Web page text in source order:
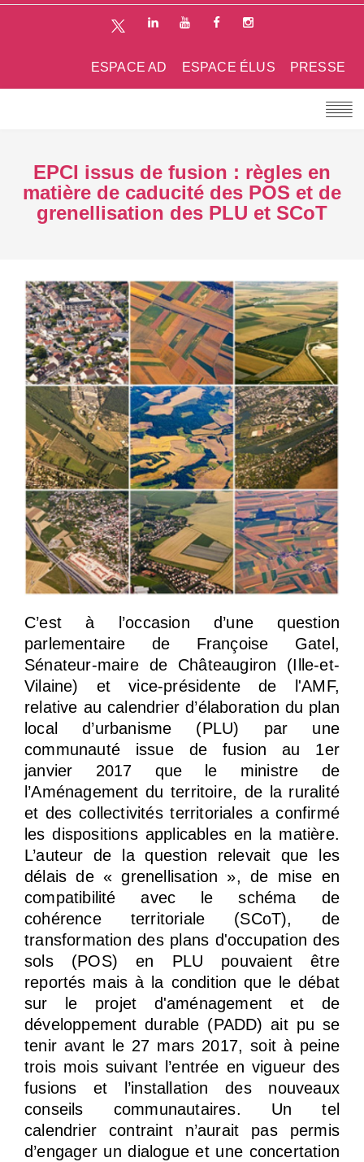
PRESSE
ESPACE ÉLUS
ESPACE AD
EPCI issus de fusion : règles en
matière de caducité des POS et de
grenellisation des PLU et SCoT
C’est à l’occasion d’une question
parlementaire de Françoise Gatel,
Sénateur-maire de Châteaugiron (Ille-et-
Vilaine) et vice-présidente de l'AMF,
relative au calendrier d’élaboration du plan
local d’urbanisme (PLU) par une
communauté issue de fusion au 1er
janvier 2017 que le ministre de
l’Aménagement du territoire, de la ruralité
et des collectivités territoriales a confirmé
les dispositions applicables en la matière.
L’auteur de la question relevait que les
délais de « grenellisation », de mise en
compatibilité avec le schéma de
cohérence territoriale (SCoT), de
transformation des plans d'occupation des
sols (POS) en PLU pouvaient être
reportés mais à la condition que le débat
sur le projet d'aménagement et de
développement durable (PADD) ait pu se
tenir avant le 27 mars 2017, soit à peine
trois mois suivant l’entrée en vigueur des
fusions et l’installation des nouveaux
conseils communautaires. Un tel
calendrier contraint n’aurait pas permis
d’engager un dialogue et une concertation